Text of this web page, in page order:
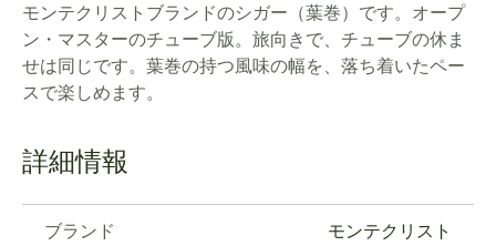
モンテクリストブランドのシガー（葉巻）です。オープ
ン・マスターのチューブ版。旅向きで、チューブの休ま
せは同じです。葉巻の持つ風味の幅を、落ち着いたペー
スで楽しめます。
詳細情報
ブランド モンテクリスト